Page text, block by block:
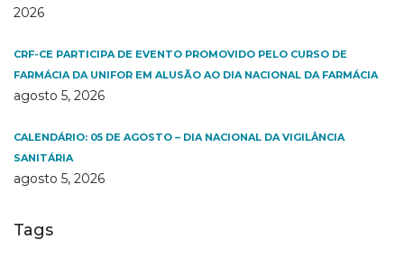
2026
CRF-CE PARTICIPA DE EVENTO PROMOVIDO PELO CURSO DE
FARMÁCIA DA UNIFOR EM ALUSÃO AO DIA NACIONAL DA FARMÁCIA
agosto 5, 2026
CALENDÁRIO: 05 DE AGOSTO – DIA NACIONAL DA VIGILÂNCIA
SANITÁRIA
agosto 5, 2026
Tags